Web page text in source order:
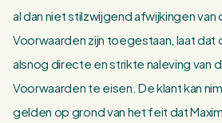
al dan niet stilzwijgend afwijkingen
Voorwaarden zijn toegestaan, laat dat
alsnog directe en strikte naleving van
Voorwaarden te eisen. De klant kan
gelden op grond van het feit dat